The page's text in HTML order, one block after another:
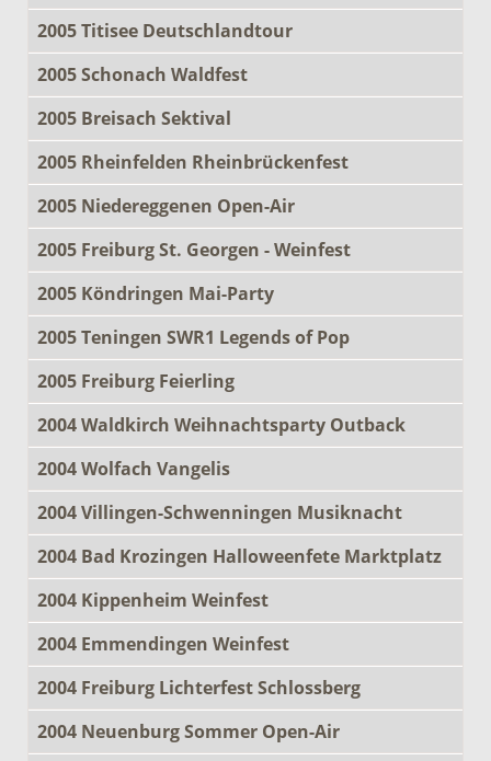
2005 Titisee Deutschlandtour
2005 Schonach Waldfest
2005 Breisach Sektival
2005 Rheinfelden Rheinbrückenfest
2005 Niedereggenen Open-Air
2005 Freiburg St. Georgen - Weinfest
2005 Köndringen Mai-Party
2005 Teningen SWR1 Legends of Pop
2005 Freiburg Feierling
2004 Waldkirch Weihnachtsparty Outback
2004 Wolfach Vangelis
2004 Villingen-Schwenningen Musiknacht
2004 Bad Krozingen Halloweenfete Marktplatz
2004 Kippenheim Weinfest
2004 Emmendingen Weinfest
2004 Freiburg Lichterfest Schlossberg
2004 Neuenburg Sommer Open-Air